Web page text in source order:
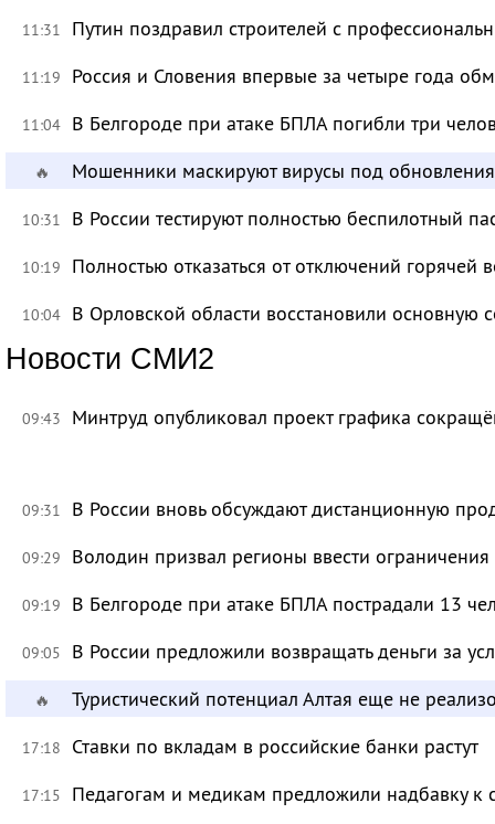
11:31 Путин поздравил строителей с
11:19 Россия и Словения впервые за четыре года
11:04 В Белгороде при атаке БПЛА погибли три
🔥 Мошенники маскируют вирусы под
10:31 В России тестируют полностью беспилотный
10:19 Полностью отказаться от отключений горячей
10:04 В Орловской области восстановили основную
Новости СМИ2
09:43 Минтруд опубликовал проект графика
09:31 В России вновь обсуждают дистанционную
09:29 Володин призвал регионы ввести
09:19 В Белгороде при атаке БПЛА пострадали 13
09:05 В России предложили возвращать деньги за
🔥 Туристический потенциал Алтая еще не
17:18 Ставки по вкладам в российские банки растут
17:15 Педагогам и медикам предложили надбавку к